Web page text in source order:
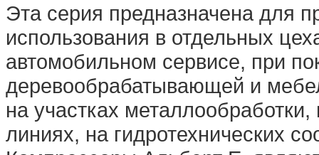
Эта серия предназначена для
использования в отдельных
автомобильном сервисе, при
деревообрабатывающей и
на участках
линиях, на гидротехнических